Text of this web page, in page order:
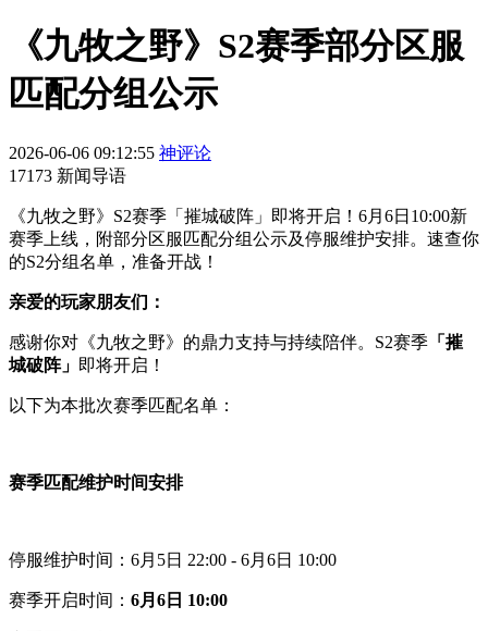
《九牧之野》S2赛季部分区服
匹配分组公示
2026-06-06 09:12:55 神评论
17173 新闻导语
《九牧之野》S2赛季「摧城破阵」即将开启！6月6日10:00新
赛季上线，附部分区服匹配分组公示及停服维护安排。速查你
的S2分组名单，准备开战！
亲爱的玩家朋友们：
感谢你对《九牧之野》的鼎力支持与持续陪伴。S2赛季 「摧
城破阵」 即将开启！
以下为本批次赛季匹配名单：
赛季匹配维护时间安排
停服维护时间：6月5日 22:00 - 6月6日 10:00
赛季开启时间： 6月6日 10:00